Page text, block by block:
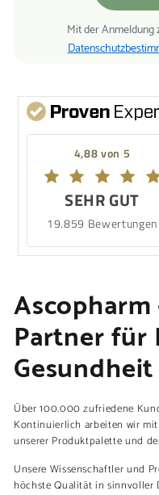
Mit der Anmeldung
4,88 von 5
SEHR GUT
19.859 Bewertungen
Ascopharm
Partner für
Gesundheit
Über 100.000 zufriedene
Kontinuierlich arbeiten wir
unserer Produktpalette und
Unsere Wissenschaftler und
höchste Qualität in sinnvoller